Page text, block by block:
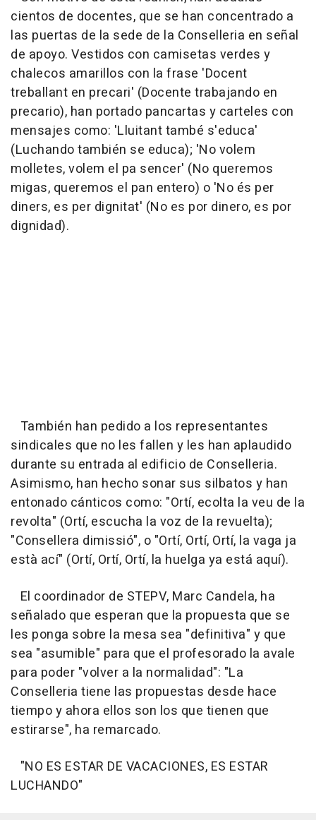
cientos de docentes, que se han concentrado a
las puertas de la sede de la Conselleria en señal
de apoyo. Vestidos con camisetas verdes y
chalecos amarillos con la frase 'Docent
treballant en precari' (Docente trabajando en
precario), han portado pancartas y carteles con
mensajes como: 'Lluitant també s'educa'
(Luchando también se educa); 'No volem
molletes, volem el pa sencer' (No queremos
migas, queremos el pan entero) o 'No és per
diners, es per dignitat' (No es por dinero, es por
dignidad).
También han pedido a los representantes
sindicales que no les fallen y les han aplaudido
durante su entrada al edificio de Conselleria.
Asimismo, han hecho sonar sus silbatos y han
entonado cánticos como: "Ortí, ecolta la veu de la
revolta" (Ortí, escucha la voz de la revuelta);
"Consellera dimissió", o "Ortí, Ortí, Ortí, la vaga ja
està ací" (Ortí, Ortí, Ortí, la huelga ya está aquí).
El coordinador de STEPV, Marc Candela, ha
señalado que esperan que la propuesta que se
les ponga sobre la mesa sea "definitiva" y que
sea "asumible" para que el profesorado la avale
para poder "volver a la normalidad": "La
Conselleria tiene las propuestas desde hace
tiempo y ahora ellos son los que tienen que
estirarse", ha remarcado.
"NO ES ESTAR DE VACACIONES, ES ESTAR
LUCHANDO"